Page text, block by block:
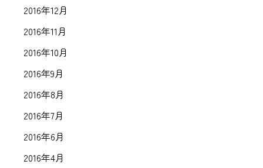
2016年12月
2016年11月
2016年10月
2016年9月
2016年8月
2016年7月
2016年6月
2016年4月